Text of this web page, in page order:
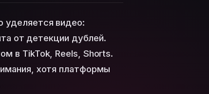
уделяется видео:
от детекции дублей.
в TikTok, Reels, Shorts.
хотя платформы